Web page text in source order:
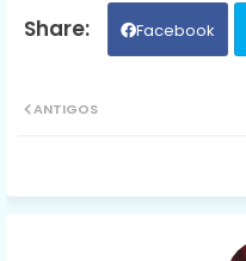
Facebook
ANTIGOS